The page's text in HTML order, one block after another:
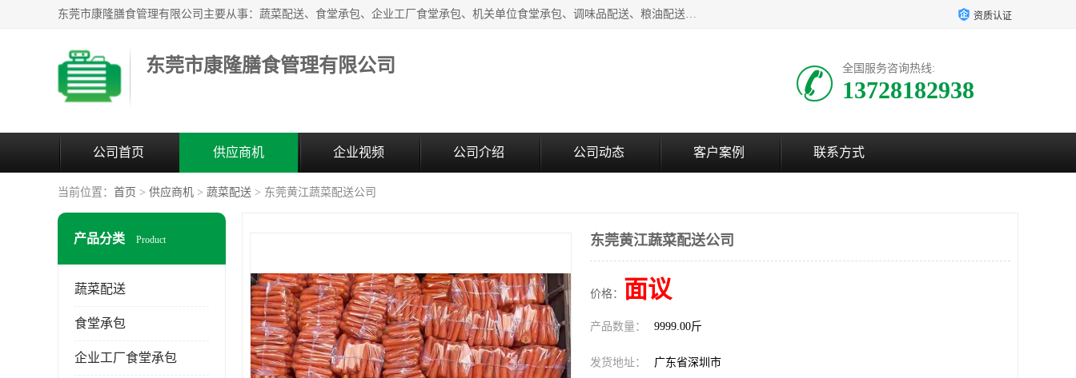
东莞市康隆膳食管理有限公司主要从事：蔬菜配送、食堂承包、企业工厂食堂承包、机关单位食堂承包、调味品配送、粮油配送、干货配送、副食配送、水果配送、海鲜配送等业务，东莞蔬菜配送电话，咨询在线客服。 资质认证
东莞市康隆膳食管理有限公司 全国服务咨询热线:
13728182938
公司首页 供应商机 企业视频 公司介绍 公司动态 客户案例 联系方式
当前位置： 首页 > 供应商机 > 蔬菜配送 > 东莞黄江蔬菜配送公司
产品分类 Product
蔬菜配送
食堂承包
企业工厂食堂承包
东莞黄江蔬菜配送公司
价格： 面议
产品数量： 9999.00斤
发货地址： 广东省深圳市